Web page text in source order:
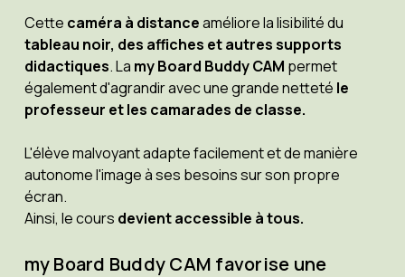
Cette caméra à distanceaméliore la lisibilité du
tableau noir, des affiches et autres supports
didactiques. La my Board Buddy CAM permet
également d'agrandir avec une grande netteté le
professeur et les camarades de classe.
L'élève malvoyant adapte facilement et de manière
autonome l'image à ses besoins sur son propre
écran.
Ainsi, le cours devient accessible à tous.
my Board Buddy CAM favorise une